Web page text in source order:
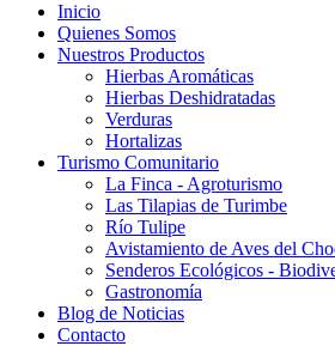
Inicio
Quienes Somos
Nuestros Productos
Hierbas Aromáticas
Hierbas Deshidratadas
Verduras
Hortalizas
Turismo Comunitario
La Finca - Agroturismo
Las Tilapias de Turimbe
Río Tulipe
Avistamiento de Aves del
Senderos Ecológicos -
Gastronomía
Blog de Noticias
Contacto